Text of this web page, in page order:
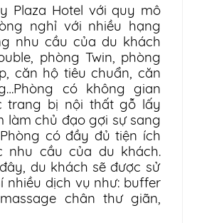
Plaza Hotel với quy mô
nghỉ với nhiều hạng
nhu cầu của du khách
phòng Twin, phòng
căn hộ tiêu chuẩn, căn
có không gian
trang bị nội thất gỗ lấy
làm chủ đạo gợi sự sang
có đầy đủ tiện ích
nhu cầu của du khách.
du khách sẽ được sử
dịch vụ như: buffer
chân thư giãn,